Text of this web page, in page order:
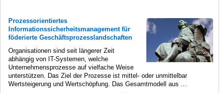
Prozessorientiertes
Informationssicherheitsmanagement für
föderierte Geschäftsprozesslandschaften
Organisationen sind seit längerer Zeit
abhängig von IT-Systemen, welche
Unternehmensprozesse auf vielfache Weise
unterstützen. Das Ziel der Prozesse ist mittel- oder unmittelbar
Wertsteigerung und Wertschöpfung. Das Gesamtmodell aus ...